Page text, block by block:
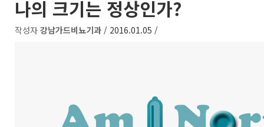
나의 크기는 정상인가?
작성자 강남가드비뇨기과 / 2016.01.05 /